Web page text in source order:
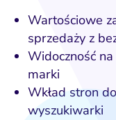
wideo i
PPC i
Wartościowe
sprzedaży z
Widoczność
marki
Wkład stron
wyszukiwarki